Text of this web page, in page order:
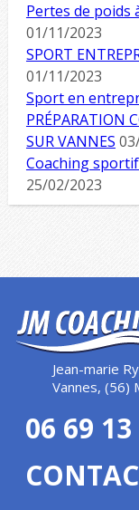
Pertes de poids
01/11/2023
SPORT
01/11/2023
Sport en
PRÉPARATION
SUR VANNES
Coaching
25/02/2023
Jean-marie
Vannes, (56)
06 69